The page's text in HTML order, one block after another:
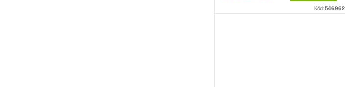
Kód:546962